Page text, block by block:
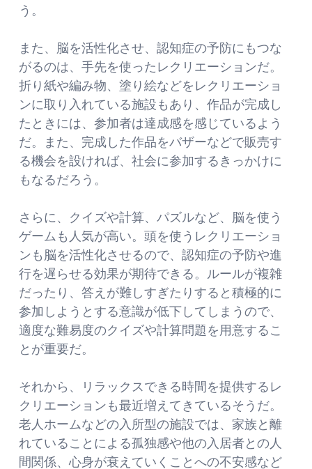
う。
また、脳を活性化させ、認知症の予防にもつな
がるのは、手先を使ったレクリエーションだ。
折り紙や編み物、塗り絵などをレクリエーショ
ンに取り入れている施設もあり、作品が完成し
たときには、参加者は達成感を感じているよう
だ。また、完成した作品をバザーなどで販売す
る機会を設ければ、社会に参加するきっかけに
もなるだろう。
さらに、クイズや計算、パズルなど、脳を使う
ゲームも人気が高い。頭を使うレクリエーショ
ンも脳を活性化させるので、認知症の予防や進
行を遅らせる効果が期待できる。ルールが複雑
だったり、答えが難しすぎたりすると積極的に
参加しようとする意識が低下してしまうので、
適度な難易度のクイズや計算問題を用意するこ
とが重要だ。
それから、リラックスできる時間を提供するレ
クリエーションも最近増えてきているそうだ。
老人ホームなどの入所型の施設では、家族と離
れていることによる孤独感や他の入居者との人
間関係、心身が衰えていくことへの不安感など